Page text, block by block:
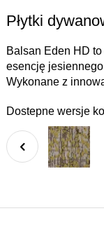
Płytki
Balsan Eden HD
esencję
Wykonane z
Dostepne wersje